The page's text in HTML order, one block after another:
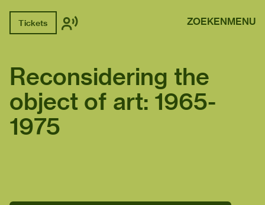
Tickets ZOEKENMENU
Reconsidering the
object of art: 1965-
1975